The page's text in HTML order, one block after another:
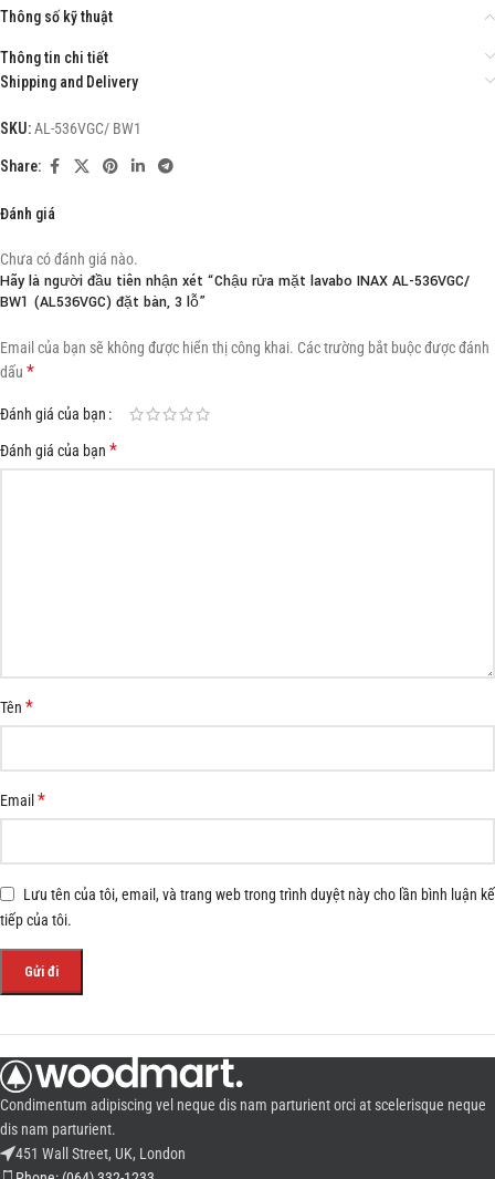
Thông số kỹ thuật
Thông tin chi tiết
Shipping and Delivery
SKU:AL-536VGC/ BW1
Share:
Đánh giá
Chưa có đánh giá nào.
Hãy là người đầu tiên nhận xét “Chậu rửa mặt lavabo INAX AL-536VGC/
BW1 (AL536VGC) đặt bàn, 3 lỗ”
Email của bạn sẽ không được hiển thị công khai. Các trường bắt buộc được đánh
dấu *
Đánh giá của bạn
Đánh giá của bạn *
Tên *
Email*
Lưu tên của tôi, email, và trang web trong trình duyệt này cho lần bình luận kế
tiếp của tôi.
Condimentum adipiscing vel neque dis nam parturient orci at scelerisque neque
dis nam parturient.
451 Wall Street, UK, London